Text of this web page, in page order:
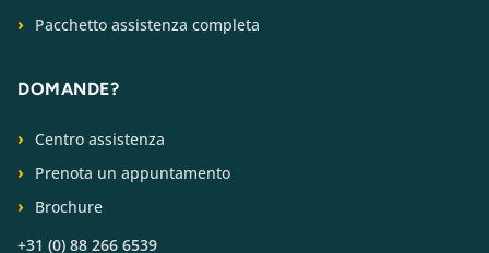
Pacchetto assistenza completa
DOMANDE?
Centro assistenza
Prenota un appuntamento
Brochure
+31 (0) 88 266 6539